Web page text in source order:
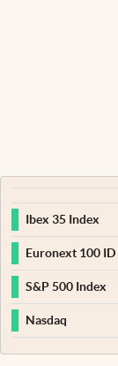
Ibex 35 Index
Euronext 100 ID
S&P 500 Index
Nasdaq